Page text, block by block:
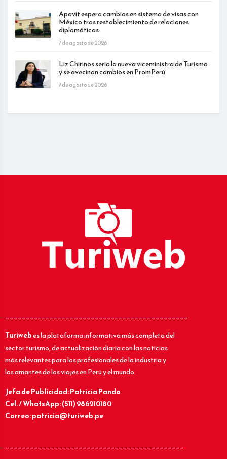
Apavit espera cambios en sistema de visas con
México tras restablecimiento de relaciones
diplomáticas
7 de agosto de 2026
Liz Chirinos sería la nueva viceministra de Turismo
y se avecinan cambios en PromPerú
7 de agosto de 2026
_____________________________________________
Turiwebes la plataforma informativa más completa del
sector turismo, de actualización diaria con las noticias
más relevantes para los profesionales de la industria y
los amantes de los viajes en Perú y el mundo.
Jefa de Publicidad: Patricia Pando
Cel. / WhatsApp: (511) 986210180
Correo: patricia@turiweb.pe
____________________________________________